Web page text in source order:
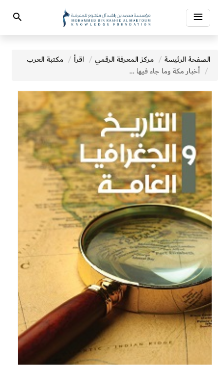
Toggle
navigation
Search
الصفحة الرئيسة مركز المعرفة الرقمي اقرأ
مكتبة العرب
أخبار مكة وما جاء فيها من الآثار